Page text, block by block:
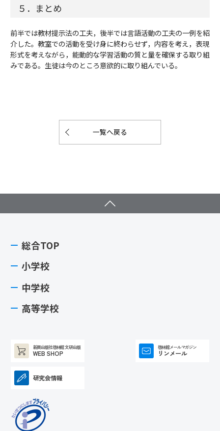
５．まとめ
前半では教材提示法の工夫，後半では言語活動の工夫の一例を紹
介した。教室での活動を受け身に終わらせず，内容を考え，表現
形式を考えながら，能動的な学習活動の質と量を確保する取り組
みである。生徒は今のところ意欲的に取り組んでいる。
一覧へ戻る
総合TOP
小学校
中学校
高等学校
新興出版社啓林館 文研出版
WEB SHOP
啓林館メールマガジン
リンメール
研究会情報